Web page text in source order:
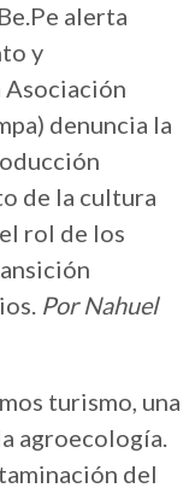
alerta
y
Asociación
denuncia la
de la cultura
rol de los
Por Nahuel
turismo, una
agroecología.
del